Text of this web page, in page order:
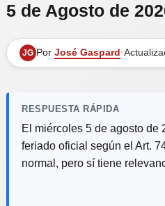
5 de Agosto de
JG Por José Gaspard·
RESPUESTA RÁPIDA
El miércoles 5 de agosto de
feriado oficial según el Art.
normal, pero sí tiene